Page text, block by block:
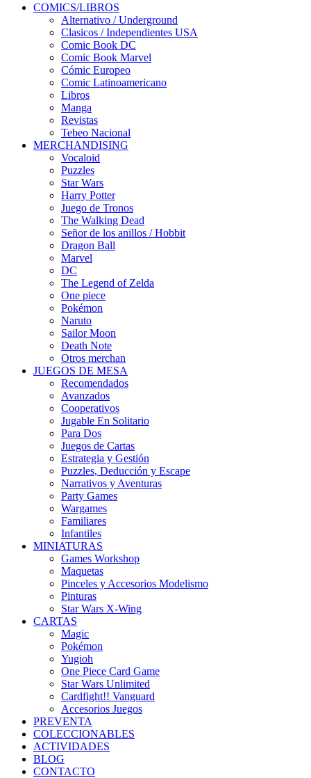
COMICS/LIBROS
Alternativo / Underground
Clasicos / Independientes USA
Comic Book DC
Comic Book Marvel
Cómic Europeo
Comic Latinoamericano
Libros
Manga
Revistas
Tebeo Nacional
MERCHANDISING
Vocaloid
Puzzles
Star Wars
Harry Potter
Juego de Tronos
The Walking Dead
Señor de los anillos / Hobbit
Dragon Ball
Marvel
DC
The Legend of Zelda
One piece
Pokémon
Naruto
Sailor Moon
Death Note
Otros merchan
JUEGOS DE MESA
Recomendados
Avanzados
Cooperativos
Jugable En Solitario
Para Dos
Juegos de Cartas
Estrategia y Gestión
Puzzles, Deducción y Escape
Narrativos y Aventuras
Party Games
Wargames
Familiares
Infantiles
MINIATURAS
Games Workshop
Maquetas
Pinceles y Accesorios Modelismo
Pinturas
Star Wars X-Wing
CARTAS
Magic
Pokémon
Yugioh
One Piece Card Game
Star Wars Unlimited
Cardfight!! Vanguard
Accesorios Juegos
PREVENTA
COLECCIONABLES
ACTIVIDADES
BLOG
CONTACTO